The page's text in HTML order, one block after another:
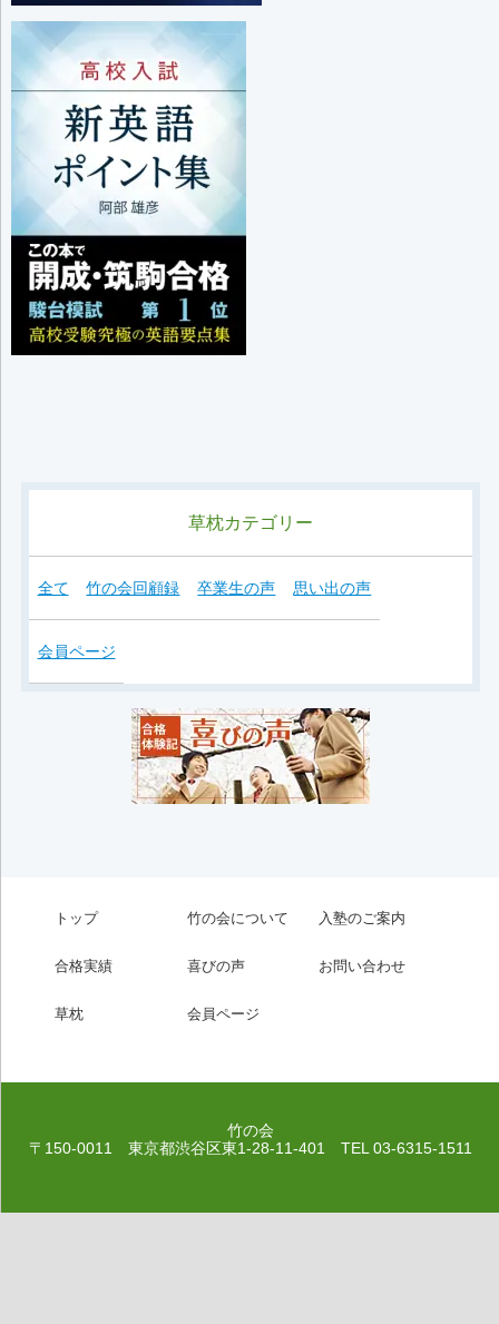
草枕カテゴリー
全て 竹の会回顧録 卒業生の声 思い出の声
会員ページ
トップ 竹の会について 入塾のご案内
合格実績 喜びの声 お問い合わせ
草枕 会員ページ
竹の会
〒150-0011 東京都渋谷区東1-28-11-401 TEL 03-6315-1511